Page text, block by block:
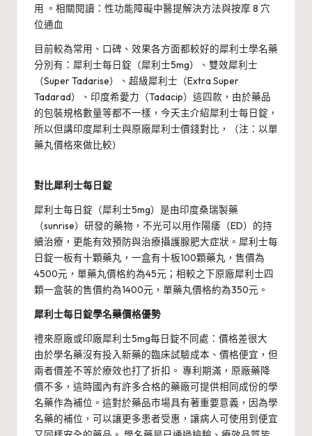
用 。相關閱讀： 性功能障礙中醫提解決方法與按摩 8 穴
位通血
目前較為常用、口碑、效果各方面都較好的犀利士學名藥
分別有：犀利士每日錠（犀利士5mg）、 雙效犀利士
（Super Tadarise）、 超級犀利士 （Extra Super
Tadarad）、 印度希愛力 （Tadacip）這四款，由於藥品
的包裝規格數量等都不一樣，今天主介紹犀利士每日錠，
所以但講印度犀利士與原廠犀利士價錢對比，（注：以單
藥丸價格來做比較）
對比犀利士每日錠
犀利士每日錠（犀利士5mg）是由印度桑瑞製藥
（sunrise）研發的藥物，不光可以用作陽痿（ED）的持
續治療，更能有效預防與治療攝護腺肥大症狀。犀利士每
日錠一板有十顆藥丸，一盒有十板100顆藥丸，售價為
4500元，單藥丸價格約為45元；相較之下原廠犀利士四
顆一盒裝的售價約為1400元，單藥丸價格約為350元。
犀利士每日錠學名藥價格優勢
禮來原廠或印廠犀利士5mg每日錠不同處：價格差很大
由於學名藥沒有投入新藥的臨床試驗成本、價格便宜，但
兩者價差不等於療效也打了折扣。 專利期滿，原廠藥降
價不多，這時國內有許多合格的藥廠可提供相同成份的學
名藥作為補位。這對於藥品市場具有著重要意義，因為學
名藥的補位，可以讓更多患者受惠，讓病人可使用到便宜